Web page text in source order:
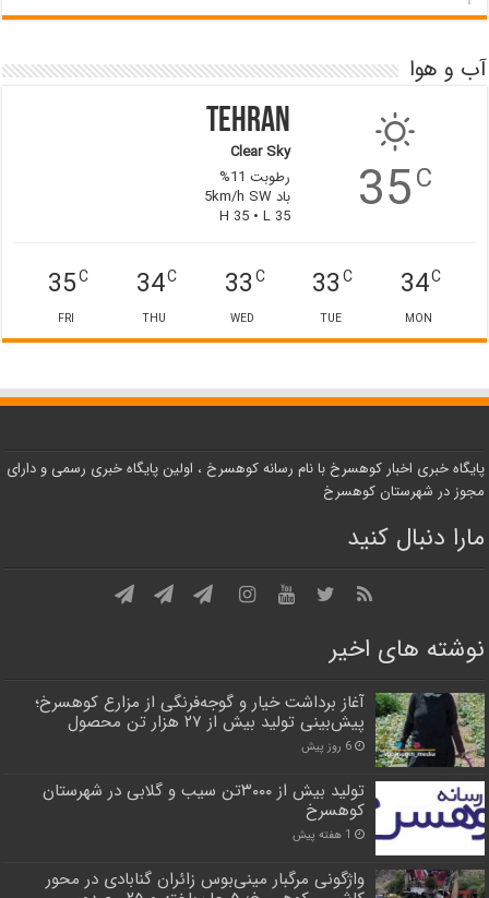
آب و هوا
35C
Tehran
Clear Sky
رطوبت 11%
باد 5km/h SW
H 35 • L 35
34C
MON
33C
TUE
33C
WED
34C
THU
35C
FRI
پایگاه خبری اخبار کوهسرخ با نام رسانه کوهسرخ ، اولین پایگاه خبری رسمی و دارای
مجوز در شهرستان کوهسرخ
مارا دنبال کنید
نوشته های اخیر
آغاز برداشت خیار و گوجه‌فرنگی از مزارع کوهسرخ؛
پیش‌بینی تولید بیش از ۲۷ هزار تن محصول
6 روز پیش
تولید بیش از ۳۰۰۰تن سیب و گلابی در شهرستان
کوهسرخ
1 هفته پیش
واژگونی مرگبار مینی‌بوس زائران گنابادی در محور